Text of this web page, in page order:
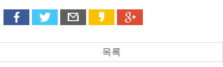
목록